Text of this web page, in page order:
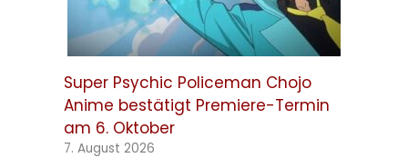
Super Psychic Policeman Chojo
Anime bestätigt Premiere-Termin
am 6. Oktober
7. August 2026